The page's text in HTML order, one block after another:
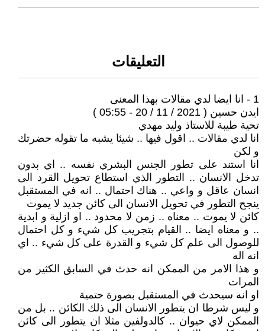
التعليقات
1 - انا ايضا لدي مقالات بهذا المعنى
ايدن حسين ( 2021 / 11 / 20 - 05:55 )
تحية طيبة للاستاذ وليد مهدي
انا لدي مقالات .. اقول فيها .. شيئا يشبه ما تقوله حضرتك
و لكن
انا استند على تطور الجنس البشري نفسه .. اي بدون
تدخل الانسان .. التطور الذي استطاع تحويل القرد الى
انسان عاقل و واعي .. هناك احتمال .. انه في المستقبل
ينجح التطور في تحويل الانسان الى كائن جديد لا يموت
كائن لا يموت .. معناه .. زمن لا محدود .. او ازلية و ابدية
.. و معناه ايضا .. القيام بتجريب كل شيء و كل احتمال
للوصول الى علم كل شيء و القدرة على كل شيء .. اي
انه اله
و هذا الامر من الممكن انه حدث في السابق الكثير من
المرات
او انه سيحدث في المستقبل بصورة حتمية
و ليس شرطا ان يتطور الانسان الى ذلك الكائن .. بل من
الممكن لاي حيوان .. كالدولفين مثلا ان يتطور الى كائن